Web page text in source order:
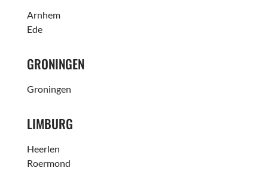
Arnhem
Ede
GRONINGEN
Groningen
LIMBURG
Heerlen
Roermond